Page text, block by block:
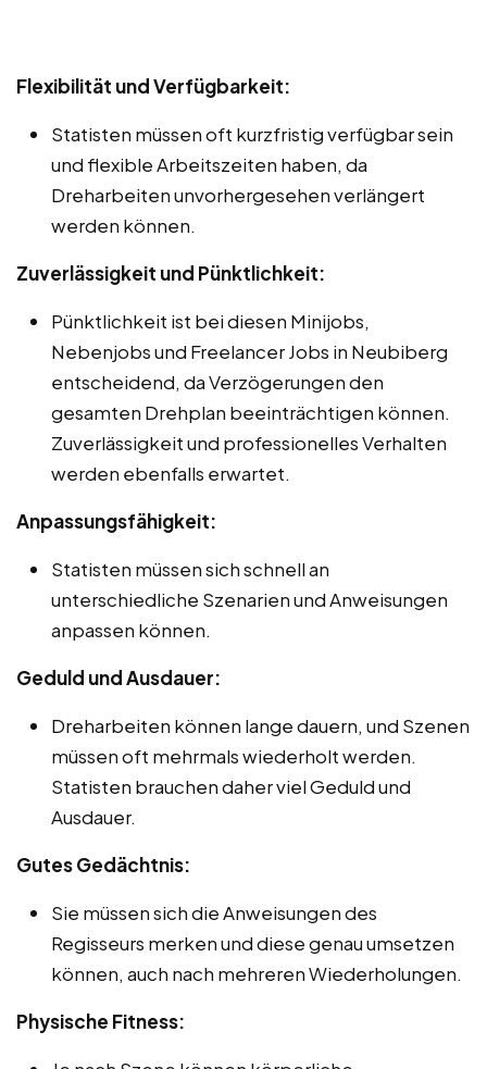
Flexibilität und Verfügbarkeit:
Statisten müssen oft kurzfristig verfügbar sein
und flexible Arbeitszeiten haben, da
Dreharbeiten unvorhergesehen verlängert
werden können.
Zuverlässigkeit und Pünktlichkeit:
Pünktlichkeit ist bei diesen Minijobs,
Nebenjobs und Freelancer Jobs in Neubiberg
entscheidend, da Verzögerungen den
gesamten Drehplan beeinträchtigen können.
Zuverlässigkeit und professionelles Verhalten
werden ebenfalls erwartet.
Anpassungsfähigkeit:
Statisten müssen sich schnell an
unterschiedliche Szenarien und Anweisungen
anpassen können.
Geduld und Ausdauer:
Dreharbeiten können lange dauern, und Szenen
müssen oft mehrmals wiederholt werden.
Statisten brauchen daher viel Geduld und
Ausdauer.
Gutes Gedächtnis:
Sie müssen sich die Anweisungen des
Regisseurs merken und diese genau umsetzen
können, auch nach mehreren Wiederholungen.
Physische Fitness: